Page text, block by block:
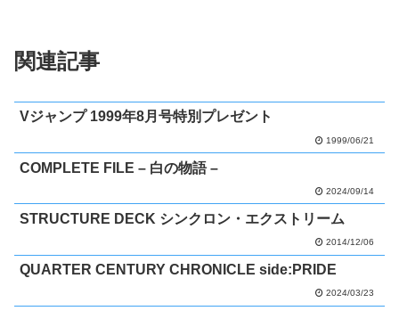
関連記事
Vジャンプ 1999年8月号特別プレゼント
1999/06/21
COMPLETE FILE – 白の物語 –
2024/09/14
STRUCTURE DECK シンクロン・エクストリーム
2014/12/06
QUARTER CENTURY CHRONICLE side:PRIDE
2024/03/23